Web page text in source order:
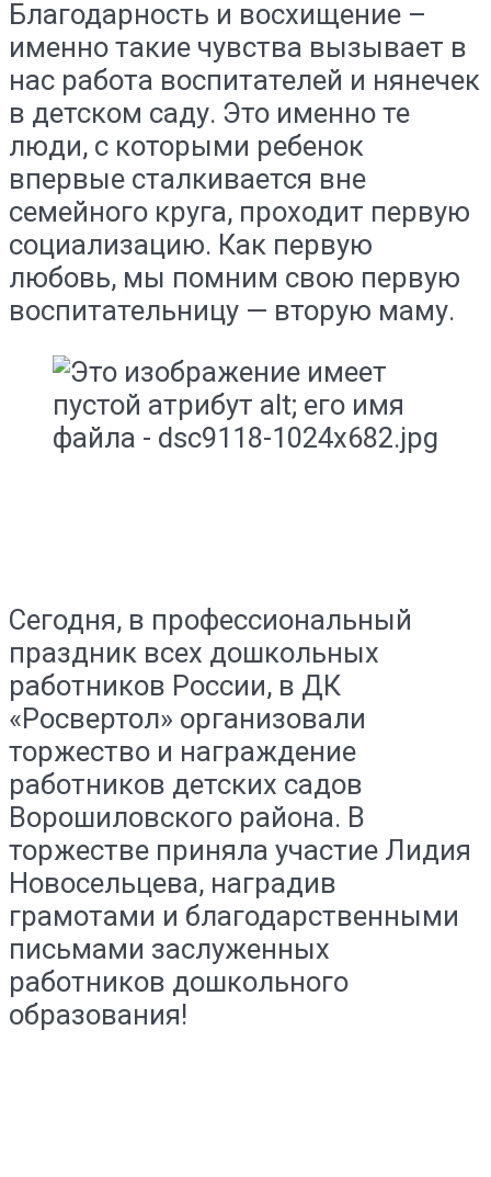
Благодарность и восхищение –
именно такие чувства вызывает в
нас работа воспитателей и нянечек
в детском саду. Это именно те
люди, с которыми ребенок
впервые сталкивается вне
семейного круга, проходит первую
социализацию. Как первую
любовь, мы помним свою первую
воспитательницу — вторую маму.
Сегодня, в профессиональный
праздник всех дошкольных
работников России, в ДК
«Росвертол» организовали
торжество и награждение
работников детских садов
Ворошиловского района. В
торжестве приняла участие Лидия
Новосельцева, наградив
грамотами и благодарственными
письмами заслуженных
работников дошкольного
образования!